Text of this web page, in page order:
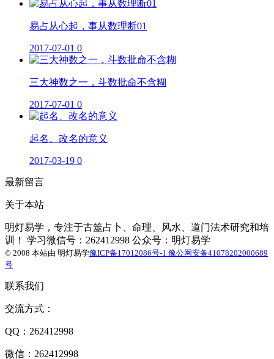
易占从心起，事从数理断01
2017-07-01 0
三大神数之一，斗数批命不含糊
2017-07-01 0
起名、改名的意义
2017-03-19 0
最新留言
关于本站
明灯易学，专注于古筮占卜、命理、风水、道门法术研究和培
训！ 学习微信号：262412998 公众号：明灯易学
© 2008 本站由 明灯易学豫ICP备17012086号-1 豫公网安备41078202000689
号
联系我们
交流方式：
QQ：262412998
微信：262412998